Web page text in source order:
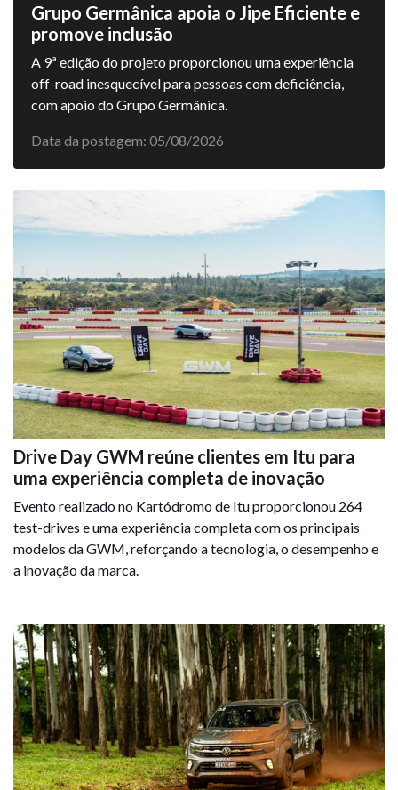
Grupo Germânica apoia o Jipe Eficiente e
promove inclusão
A 9ª edição do projeto proporcionou uma experiência
off-road inesquecível para pessoas com deficiência,
com apoio do Grupo Germânica.
Data da postagem: 05/08/2026
Drive Day GWM reúne clientes em Itu para
uma experiência completa de inovação
Evento realizado no Kartódromo de Itu proporcionou 264
test-drives e uma experiência completa com os principais
modelos da GWM, reforçando a tecnologia, o desempenho e
a inovação da marca.